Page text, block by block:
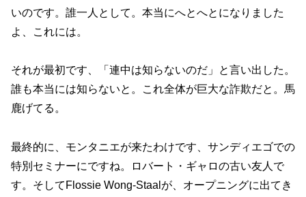
いのです。誰一人として。本当にへとへとになりました
よ、これには。
それが最初です、「連中は知らないのだ」と言い出した。
誰も本当には知らないと。これ全体が巨大な詐欺だと。馬
鹿げてる。
最終的に、モンタニエが来たわけです、サンディエゴでの
特別セミナーにですね。ロバート・ギャロの古い友人で
す。そしてFlossie Wong-Staalが、オープニングに出てき